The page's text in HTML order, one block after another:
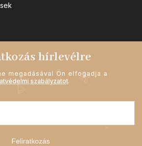
hírlevélre
megadásával Ön elfogadja a
szabályzatot.
Feliratkozás